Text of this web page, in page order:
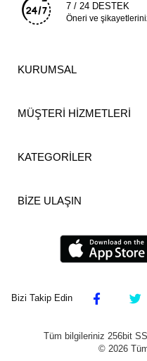
7 / 24 DESTEK
Öneri ve
KURUMSAL
MÜŞTERİ HİZMETLERİ
KATEGORİLER
BİZE ULAŞIN
Bizi Takip Edin
Tüm bilgileriniz 256bit
© 2026Tüm